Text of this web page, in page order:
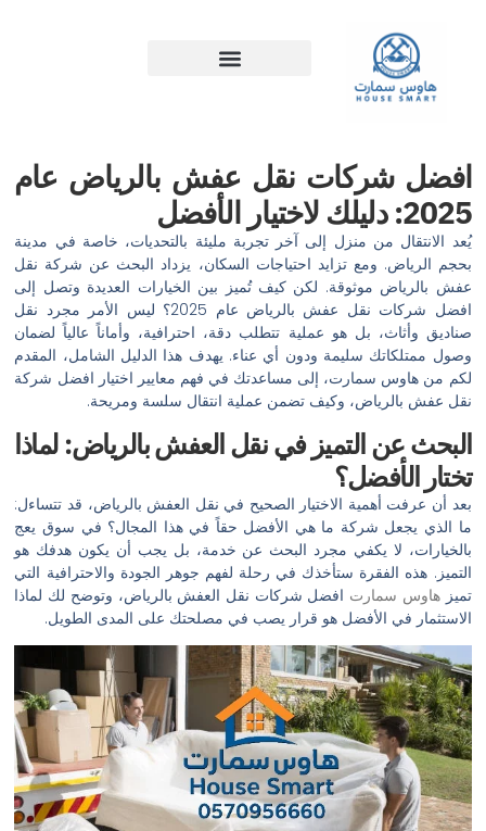
افضل شركات نقل عفش بالرياض عام
2025: دليلك لاختيار الأفضل
يُعد الانتقال من منزل إلى آخر تجربة مليئة بالتحديات، خاصة في مدينة
بحجم الرياض. ومع تزايد احتياجات السكان، يزداد البحث عن شركة نقل
عفش بالرياض موثوقة. لكن كيف تُميز بين الخيارات العديدة وتصل إلى
افضل شركات نقل عفش بالرياض عام 2025؟ ليس الأمر مجرد نقل
صناديق وأثاث، بل هو عملية تتطلب دقة، احترافية، وأماناً عالياً لضمان
وصول ممتلكاتك سليمة ودون أي عناء. يهدف هذا الدليل الشامل، المقدم
لكم من هاوس سمارت، إلى مساعدتك في فهم معايير اختيار افضل شركة
نقل عفش بالرياض، وكيف تضمن عملية انتقال سلسة ومريحة.
البحث عن التميز في نقل العفش بالرياض: لماذا
تختار الأفضل؟
بعد أن عرفت أهمية الاختيار الصحيح في نقل العفش بالرياض، قد تتساءل:
ما الذي يجعل شركة ما هي الأفضل حقاً في هذا المجال؟ في سوق يعج
بالخيارات، لا يكفي مجرد البحث عن خدمة، بل يجب أن يكون هدفك هو
التميز. هذه الفقرة ستأخذك في رحلة لفهم جوهر الجودة والاحترافية التي
تميز هاوس سمارت افضل شركات نقل العفش بالرياض، وتوضح لك لماذا
الاستثمار في الأفضل هو قرار يصب في مصلحتك على المدى الطويل.